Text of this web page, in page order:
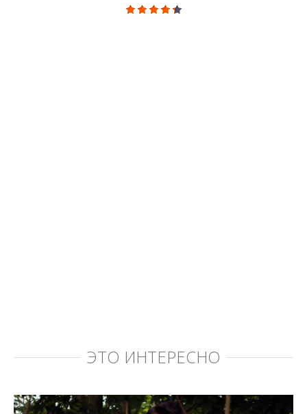
ЭТО ИНТЕРЕСНО